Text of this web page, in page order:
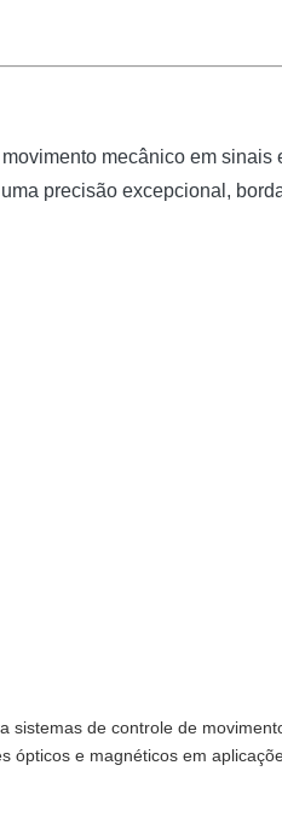
mecânico em sinais
precisão excepcional,
de controle de
ópticos e magnéticos em